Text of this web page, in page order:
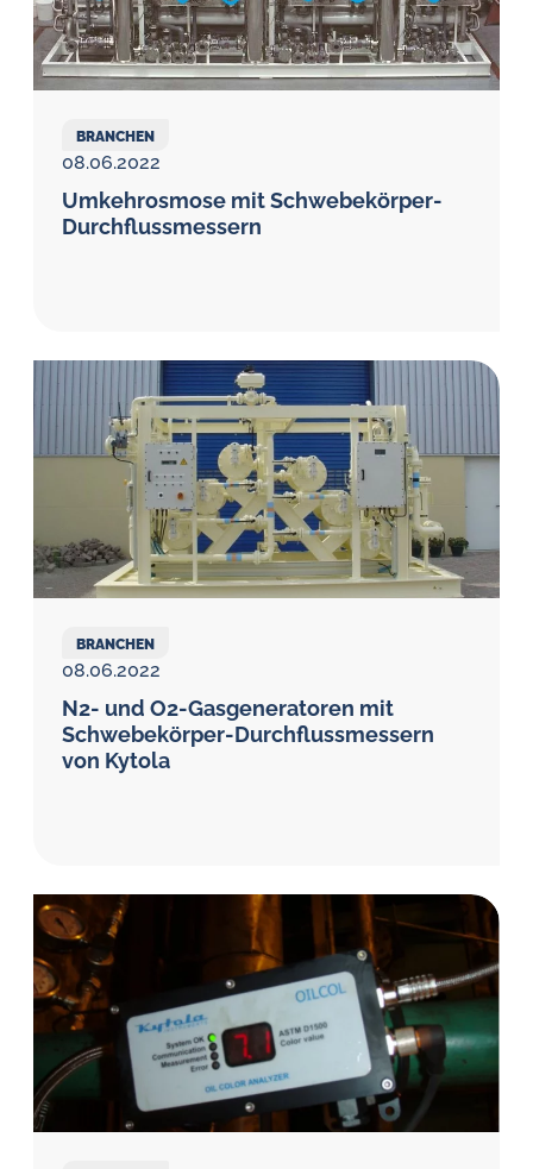
BRANCHEN
08.06.2022
Umkehrosmose mit Schwebekörper-
Durchfluss­messern
BRANCHEN
08.06.2022
N2- und O2-Gasgeneratoren mit
Schwebe­körper-Durch­flussmessern
von Kytola